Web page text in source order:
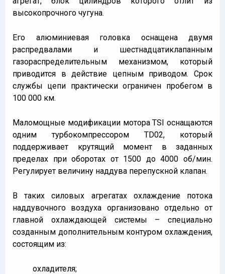
высокопрочного чугуна.
Его алюминиевая головка оснащена двумя
распредвалами и шестнадцатиклапанным
газораспределительным механизмом, который
приводится в действие цепным приводом. Срок
службы цепи практически ограничен пробегом в
100 000 км.
Маломощные модификации мотора TSI оснащаются
одним турбокомпрессором TD02, который
поддерживает крутящий момент в заданных
пределах при оборотах от 1500 до 4000 об/мин.
Регулирует величину наддува перепускной клапан.
В таких силовых агрегатах охлаждение потока
наддувочного воздуха организовано отдельно от
главной охлаждающей системы – специально
созданным дополнительным контуром охлаждения,
состоящим из:
охладителя;